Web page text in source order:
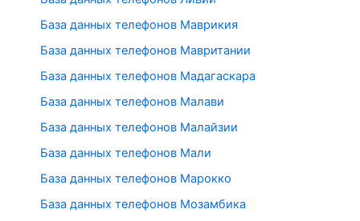
База данных телефонов Маврикия
База данных телефонов Мавритании
База данных телефонов Мадагаскара
База данных телефонов Малави
База данных телефонов Малайзии
База данных телефонов Мали
База данных телефонов Марокко
База данных телефонов Мозамбика